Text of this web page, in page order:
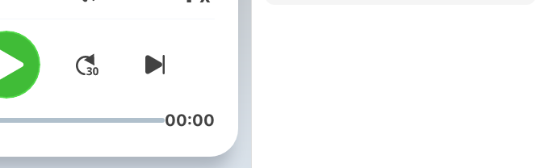
www.hoer-talk.de – und
kann mitmachen!
00:00